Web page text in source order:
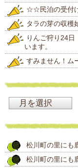
☆☆民泊の受付
タラの芽の収穫
りんご狩り24
います。
すみません！ム
投
稿
松川町の里にも
松川町の里にも